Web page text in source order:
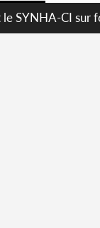
plus apaisé